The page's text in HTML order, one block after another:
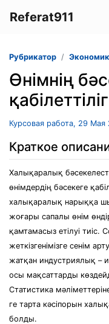
Referat911
Рубрикатор
Өнімнің
Курсовая работа, 29
Краткое
Халықаралық
өнімдердің бәсекеге
халықаралық нарыққа
жоғары сапалы өнім
қамтамасыз етілуі тиіс.
жеткізгенімізге сенім
жатқан индустриялық –
осы мақсаттарды
Статистика
ге тарта кәсіпорын
болды.